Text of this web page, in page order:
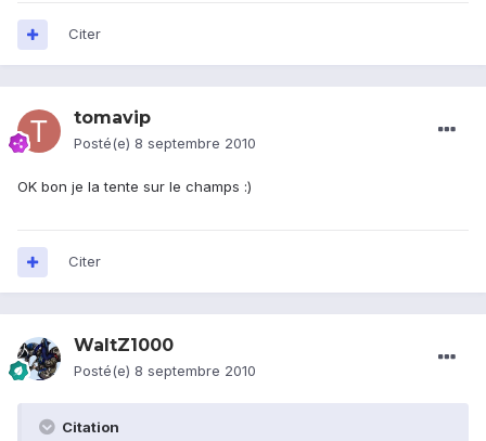
Citer
tomavip
Posté(e) 8 septembre 2010
OK bon je la tente sur le champs :)
Citer
WaltZ1000
Posté(e) 8 septembre 2010
Citation